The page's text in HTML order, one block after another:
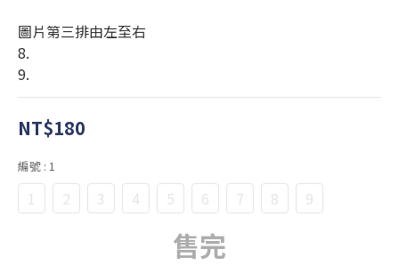
圖片第三排由左至右
8.
9.
NT$180
編號 : 1
1 2 3 4 5 6 7 8 9
售完